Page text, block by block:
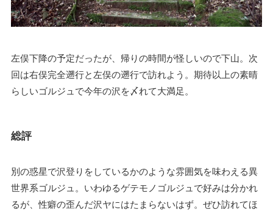
左俣下降の予定だったが、帰りの時間が怪しいので下山。次
回は右俣完全遡行と左俣の遡行で訪れよう。期待以上の素晴
らしいゴルジュで今年の沢を〆れて大満足。
総評
別の惑星で沢登りをしているかのような雰囲気を味わえる異
世界系ゴルジュ。いわゆるゲテモノゴルジュで好みは分かれ
るが、性癖の歪んだ沢ヤにはたまらないはず。ぜひ訪れてほ